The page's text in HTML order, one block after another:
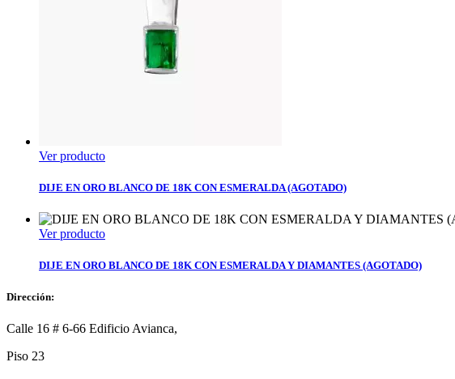
Ver producto
DIJE EN ORO BLANCO DE 18K CON ESMERALDA (AGOTADO)
Ver producto
DIJE EN ORO BLANCO DE 18K CON ESMERALDA Y DIAMANTES (AGOTADO)
Dirección:
Calle 16 # 6-66 Edificio Avianca,
Piso 23